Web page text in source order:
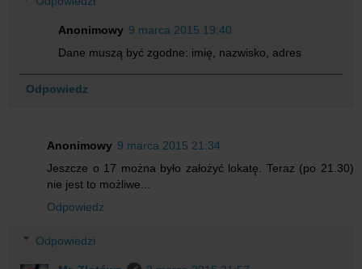
Anonimowy 9 marca 2015 19:40
Dane muszą być zgodne: imię, nazwisko, adres
Odpowiedz
Anonimowy 9 marca 2015 21:34
Jeszcze o 17 można było założyć lokatę. Teraz (po 21.30)
nie jest to możliwe...
Odpowiedz
Odpowiedzi